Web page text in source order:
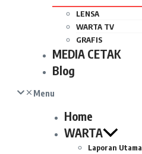
LENSA
WARTA TV
GRAFIS
MEDIA CETAK
Blog
Menu
Home
WARTA
Laporan Utama